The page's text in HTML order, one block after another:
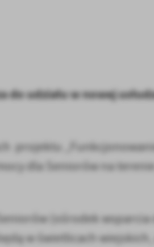
do udziału w nowej
projektu
dla Seniorów na terenie
(ośrodek
w świetlicach